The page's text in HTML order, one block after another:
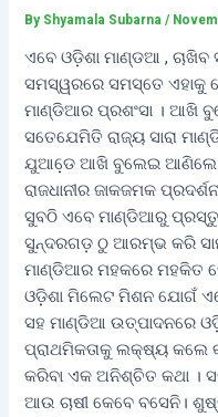
By Shyamala Subarna/
ଏବେ ଓଡ଼ିଶା ମାଣ୍ଡଆ , ଚାଖିବ
ସମସ୍ୱରରେ ସମସ୍ତେ ଏହାକୁ
ମାଣ୍ଡିଆର ପ୍ରଶଂସା । ଆଖି
ସତେଯେମିତି ରାଜ୍ୟ ସାରା
ଯୁଆଡେ଼ ଆଖି ବୁଲେଇ ଆଣିଲେ
ରାଜଧାନୀର ଜାକଜମକ
ସୁବଠି ଏବେ ମାଣ୍ଡିଆରୁ
ସୁନ୍ଦରଗଡ଼ ଠୁ ଆରମ୍ଭ କରି
ମାଣ୍ଡିଆର ମହକରେ ମହକିତ
ଓଡ଼ିଶା ମିଲେଟ ମିଶନ ଯୋଗଁ
ସହ ମାଣ୍ଡିଆ ଉତ୍ପାଦନରେ
ପ୍ରାଥମିକତାକୁ ଲକ୍ଷ୍ୟ କଲେ
କରିବା ଏକ ଅନିଶ୍ଚିତ କଥା ।
ଆଉ ଚାଷୀ କେବେ ବସେନି।